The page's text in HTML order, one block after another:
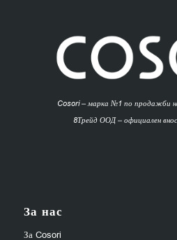
Cosori – марка №1 по продажби
8Трейд ООД – официален
За нас
За Cosori